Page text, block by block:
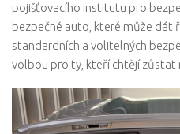
pojišťovacího institutu pro
bezpečné auto, které může dát
standardních a volitelných
volbou pro ty, kteří chtějí zůstat